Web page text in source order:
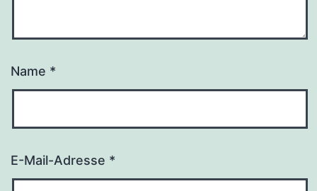
Name *
E-Mail-Adresse *